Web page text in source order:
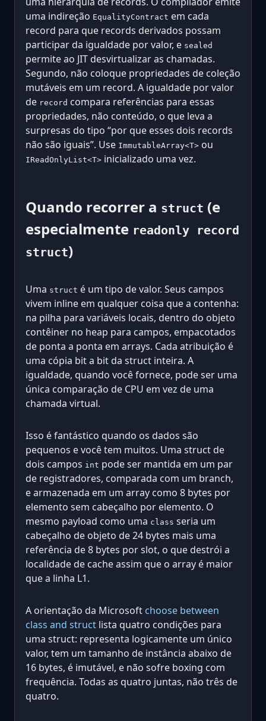
uma indireção EqualityContract em cada
record para que records derivados possam
participar da igualdade por valor, e sealed
permite ao JIT desvirtualizar as chamadas.
Segundo, não coloque propriedades de coleção
mutáveis em um record. A igualdade por valor
de record compara referências para essas
propriedades, não conteúdo, o que leva a
surpresas do tipo “por que esses dois records
não são iguais”. Use ImmutableArray<T> ou
IReadOnlyList<T> inicializado uma vez.
Quando recorrer a struct (e
especialmente readonly record
struct)
Uma struct é um tipo de valor. Seus campos
vivem inline em qualquer coisa que a contenha:
na pilha para variáveis locais, dentro do objeto
contêiner no heap para campos, empacotados
de ponta a ponta em arrays. Cada atribuição é
uma cópia bit a bit da struct inteira. A
igualdade, quando você fornece, pode ser uma
única comparação de CPU em vez de uma
chamada virtual.
Isso é fantástico quando os dados são
pequenos e você tem muitos. Uma struct de
dois campos int pode ser mantida em um par
de registradores, comparada com um branch,
e armazenada em um array como 8 bytes por
elemento sem cabeçalho por elemento. O
mesmo payload como uma class seria um
cabeçalho de objeto de 24 bytes mais uma
referência de 8 bytes por slot, o que destrói a
localidade de cache assim que o array é maior
que a linha L1.
A orientação da Microsoft choose between
class and struct lista quatro condições para
uma struct: representa logicamente um único
valor, tem um tamanho de instância abaixo de
16 bytes, é imutável, e não sofre boxing com
frequência. Todas as quatro juntas, não três de
quatro.